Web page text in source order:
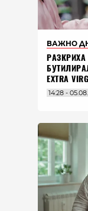
ВАЖНО
EXTRA
14:28 -